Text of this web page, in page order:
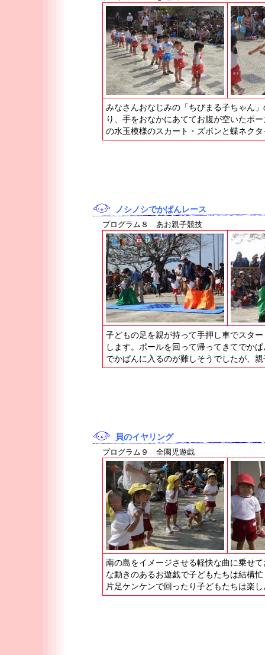
みなさんおなじみの「ちびまる子ちゃん
り、手をおなかにあててお腹が空いたポ
の水玉模様のスカート・ズボンと蝶ネク
ノシノシでかぱんレース
プログラム８ あお親子競技
子どもの足を親が持って手押し車でスタ
します。ポールを回って帰ってきてでか
でかぱんに入るのが難しそうでしたが、
貝のイヤリング
プログラム９ 全園児遊戯
南の島をイメージさせる軽快な曲に乗せ
な動きのあるお遊戯で子どもたちは結構
片足ケンケンで回ったり子どもたちは楽